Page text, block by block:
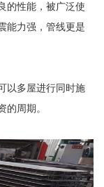
的性能，被广泛使
能力强，管线更是
以多屋进行同时施
周期。